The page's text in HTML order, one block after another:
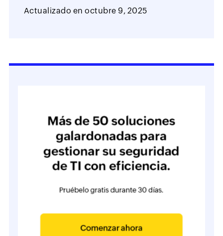
Actualizado enoctubre 9, 2025